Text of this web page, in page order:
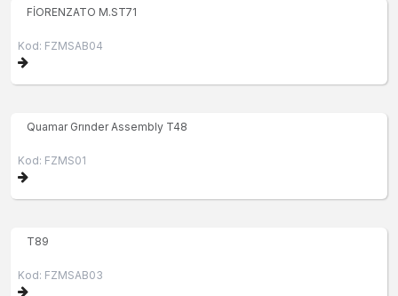
FİORENZATO M.ST71
Kod: FZMSAB04
Quamar Grınder Assembly T48
Kod: FZMS01
T89
Kod: FZMSAB03